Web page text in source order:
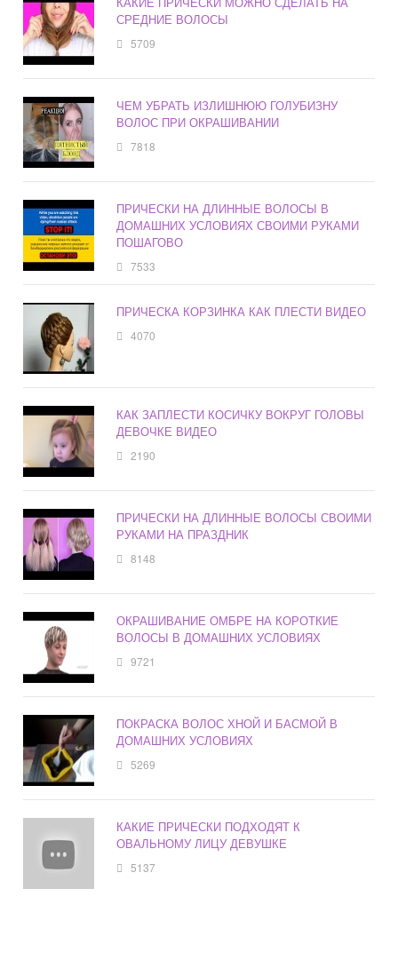
СРЕДНИЕ ВОЛОСЫ
5709
ЧЕМ УБРАТЬ ИЗЛИШНЮЮ ГОЛУБИЗНУ
ВОЛОС ПРИ ОКРАШИВАНИИ
7818
ПРИЧЕСКИ НА ДЛИННЫЕ ВОЛОСЫ В
ДОМАШНИХ УСЛОВИЯХ СВОИМИ РУКАМИ
ПОШАГОВО
7533
ПРИЧЕСКА КОРЗИНКА КАК ПЛЕСТИ ВИДЕО
4070
КАК ЗАПЛЕСТИ КОСИЧКУ ВОКРУГ ГОЛОВЫ
ДЕВОЧКЕ ВИДЕО
2190
ПРИЧЕСКИ НА ДЛИННЫЕ ВОЛОСЫ СВОИМИ
РУКАМИ НА ПРАЗДНИК
8148
ОКРАШИВАНИЕ ОМБРЕ НА КОРОТКИЕ
ВОЛОСЫ В ДОМАШНИХ УСЛОВИЯХ
9721
ПОКРАСКА ВОЛОС ХНОЙ И БАСМОЙ В
ДОМАШНИХ УСЛОВИЯХ
5269
КАКИЕ ПРИЧЕСКИ ПОДХОДЯТ К
ОВАЛЬНОМУ ЛИЦУ ДЕВУШКЕ
5137